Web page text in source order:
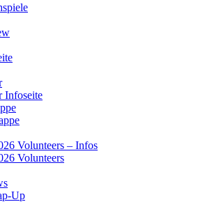
Infoseite
Volunteers – Infos
Volunteers
Up